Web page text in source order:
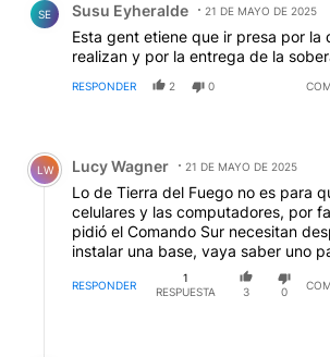
SE Susu Eyheralde 21 DE MAYO DE 2025
Esta gent etiene que ir presa por la
realizan y por la entrega de la
RESPONDER 2 0
Comentario de Lucy Wagner.
LW Lucy Wagner 21 DE MAYO DE 2025
Lo de Tierra del Fuego no es para
celulares y las computadores, por
pidió el Comando Sur necesitan
instalar una base, vaya saber uno
RESPONDER
1
RESPUESTA
3 0